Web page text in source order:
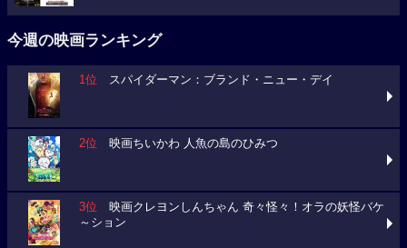
今週の映画ランキング
1位 スパイダーマン：ブランド・ニュー・デイ
2位 映画ちいかわ 人魚の島のひみつ
3位 映画クレヨンしんちゃん 奇々怪々！オラの妖怪バケ
～ション